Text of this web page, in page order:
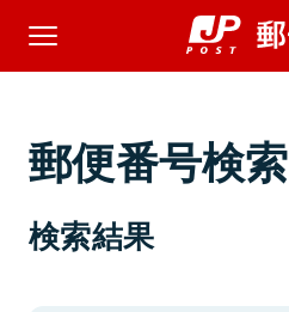
郵便番号検索
検索結果